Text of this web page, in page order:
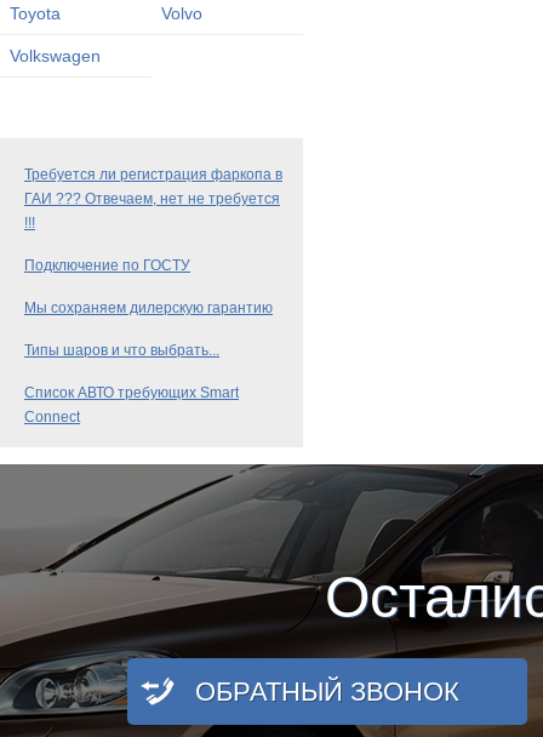
Toyota Volvo
Volkswagen
Требуется ли регистрация фаркопа в
ГАИ ??? Отвечаем, нет не требуется
!!!
Подключение по ГОСТУ
Мы сохраняем дилерскую гарантию
Типы шаров и что выбрать...
Список АВТО требующих Smart
Connect
ОБРАТНЫЙ ЗВОНОК